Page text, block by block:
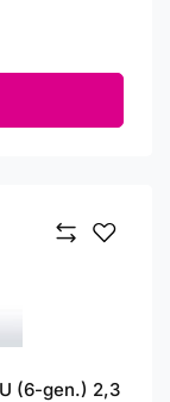
(6-gen.) 2,3